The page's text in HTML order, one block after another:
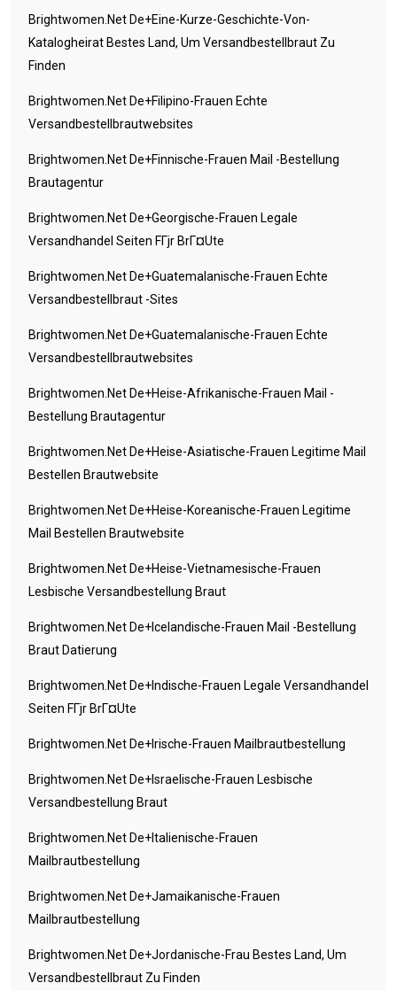
Brightwomen.net De+eine-Kurze-Geschichte-Von-
Katalogheirat Bestes Land, Um Versandbestellbraut Zu
Finden
Brightwomen.net De+filipino-Frauen Echte
Versandbestellbrautwebsites
Brightwomen.net De+finnische-Frauen Mail -Bestellung
Brautagentur
Brightwomen.net De+georgische-Frauen Legale
Versandhandel Seiten FГјr BrГ¤ute
Brightwomen.net De+guatemalanische-Frauen Echte
Versandbestellbraut -Sites
Brightwomen.net De+guatemalanische-Frauen Echte
Versandbestellbrautwebsites
Brightwomen.net De+heise-Afrikanische-Frauen Mail -
Bestellung Brautagentur
Brightwomen.net De+heise-Asiatische-Frauen Legitime Mail
Bestellen Brautwebsite
Brightwomen.net De+heise-Koreanische-Frauen Legitime
Mail Bestellen Brautwebsite
Brightwomen.net De+heise-Vietnamesische-Frauen
Lesbische Versandbestellung Braut
Brightwomen.net De+icelandische-Frauen Mail -Bestellung
Braut Datierung
Brightwomen.net De+indische-Frauen Legale Versandhandel
Seiten FГјr BrГ¤ute
Brightwomen.net De+irische-Frauen Mailbrautbestellung
Brightwomen.net De+israelische-Frauen Lesbische
Versandbestellung Braut
Brightwomen.net De+italienische-Frauen
Mailbrautbestellung
Brightwomen.net De+jamaikanische-Frauen
Mailbrautbestellung
Brightwomen.net De+jordanische-Frau Bestes Land, Um
Versandbestellbraut Zu Finden